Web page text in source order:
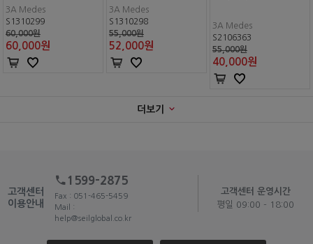
3A Medes
S1310299
60,000원
60,000원
3A Medes
S1310298
55,000원
52,000원
3A Medes
S2106363
55,000원
40,000원
더보기
고객센터
이용안내
1599-2875
Fax : 051-465-5459
Mail :
help@seilglobal.co.kr
고객센터 운영시간
평일 09:00 - 18:00